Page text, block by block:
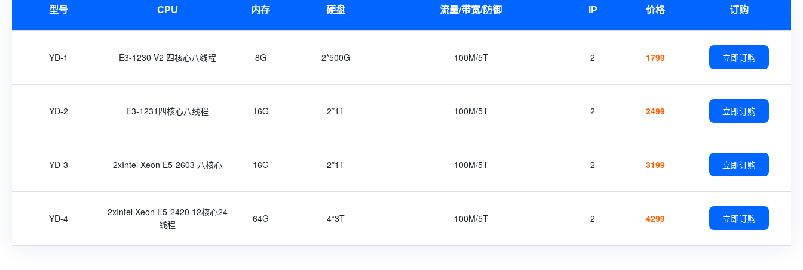
型号 CPU 内存 硬盘 流量/带宽/防御 IP 价格 订购
YD-1 E3-1230 V2 四核心八线程 8G 2*500G 100M/5T 2 1799 立即订购
YD-2 E3-1231四核心八线程 16G 2*1T 100M/5T 2 2499 立即订购
YD-3 2xIntel Xeon E5-2603 八核心 16G 2*1T 100M/5T 2 3199 立即订购
YD-4
2xIntel Xeon E5-2420 12核心24
线程
64G 4*3T 100M/5T 2 4299 立即订购